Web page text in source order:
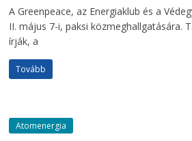
A Greenpeace, az Energiaklub és a
II. május 7-i, paksi közmeghallgatására.
írják, a
Tovább
Atomenergia